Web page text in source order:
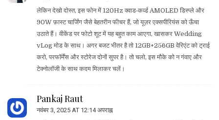
लेकिन देखो दोस्त, इस फोन में 120Hz क्वाड‑कर्व्ड AMOLED डिस्प्ले और
90W फ़ास्ट चार्जिंग जैसे बेहतरीन फीचर हैं, जो यूज़र एक्सपीरियंस को ऊँचा
उठाते हैं। वीकेंड पर फोटो शूट में यह बहुत काम आएगा, खासकर Wedding
vLog मोड के साथ। अगर बजट भीतर है तो 12GB+256GB वेरिएंट को ट्राई
करो, परफॉर्मेंस और स्टोरेज दोनों सुपर है। तो चलो, इस मौके को न गंवाए और
टेक्नोलॉजी के साथ कदम मिलाकर चलें।
Pankaj Raut
नवंबर 3, 2025 AT 12:14 अपराह्न